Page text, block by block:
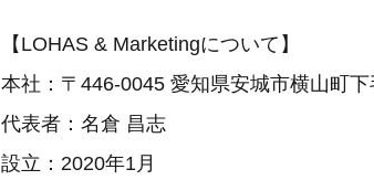
【LOHAS & Marketingについて】
本社：〒446-0045 愛知県安城市横山町
代表者：名倉 昌志
設立：2020年1月